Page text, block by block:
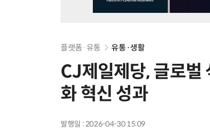
플랫폼·유통 유통·생활
CJ제일제당, 글로
화 혁신 성과
발행일 : 2026-04-30 15:09